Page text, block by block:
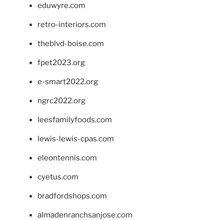
eduwyre.com
retro-interiors.com
theblvd-boise.com
fpet2023.org
e-smart2022.org
ngrc2022.org
leesfamilyfoods.com
lewis-lewis-cpas.com
eleontennis.com
cyetus.com
bradfordshops.com
almadenranchsanjose.com